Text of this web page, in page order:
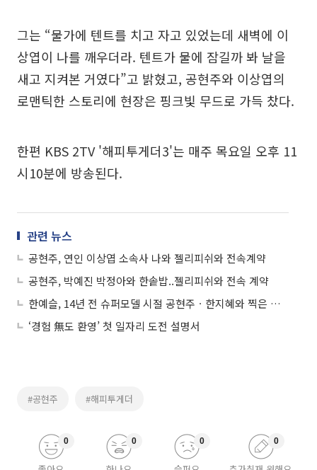
그는 “물가에 텐트를 치고 자고 있었는데 새벽에 이
상엽이 나를 깨우더라. 텐트가 물에 잠길까 봐 날을
새고 지켜본 거였다”고 밝혔고, 공현주와 이상엽의
로맨틱한 스토리에 현장은 핑크빛 무드로 가득 찼다.
한편 KBS 2TV '해피투게더3'는 매주 목요일 오후 11
시10분에 방송된다.
관련 뉴스
공현주, 연인 이상엽 소속사 나와 젤리피쉬와 전속계약
공현주, 박예진 박정아와 한솥밥..젤리피쉬와 전속 계약
한예슬, 14년 전 슈퍼모델 시절 공현주ㆍ한지혜와 찍은 사진 재조명 ‘사뭇 다른 이미지’
‘경험 無도 환영’ 첫 일자리 도전 설명서
#공현주 #해피투게더
0 0 0 0